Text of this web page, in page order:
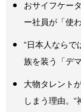
おサイフケー
ー社員が「使
“日本人なら
族を装う「デ
大物タレント
しまう理由。